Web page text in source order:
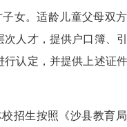
。适龄儿童父母双方
次人才，提供户口簿、
行认定，并提供上述证
生按照《沙县教育局